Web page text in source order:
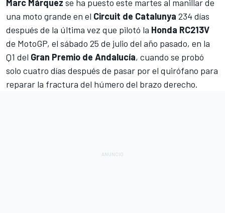
Marc Márquez se ha puesto este martes al manillar de
una moto grande en el Circuit de Catalunya 234 días
después de la última vez que pilotó la Honda RC213V
de MotoGP, el sábado 25 de julio del año pasado, en la
Q1 del Gran Premio de Andalucía, cuando se probó
solo cuatro días después de pasar por el quirófano para
reparar la fractura del húmero del brazo derecho.